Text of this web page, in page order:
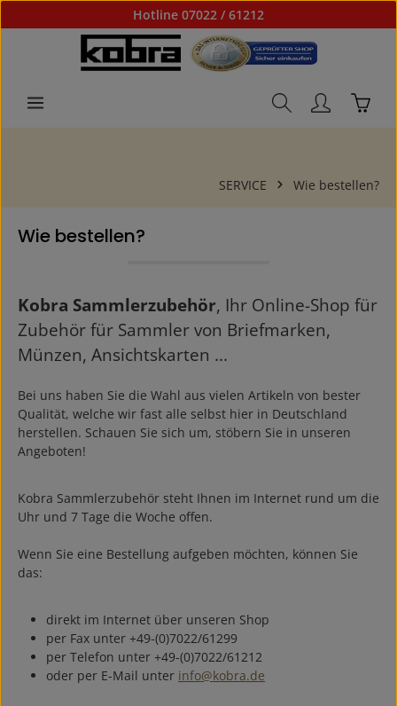
Zum Hauptinhalt springenHotline 07022 / 61212
SERVICE Wie bestellen?
Wie bestellen?
Kobra Sammlerzubehör, Ihr Online-Shop für
Zubehör für Sammler von Briefmarken,
Münzen, Ansichtskarten ...
Bei uns haben Sie die Wahl aus vielen Artikeln von bester
Qualität, welche wir fast alle selbst hier in Deutschland
herstellen. Schauen Sie sich um, stöbern Sie in unseren
Angeboten!
Kobra Sammlerzubehör steht Ihnen im Internet rund um die
Uhr und 7 Tage die Woche offen.
Wenn Sie eine Bestellung aufgeben möchten, können Sie
das:
direkt im Internet über unseren Shop
per Fax unter +49-(0)7022/61299
per Telefon unter +49-(0)7022/61212
oder per E-Mail unter info@kobra.de